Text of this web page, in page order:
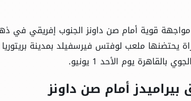
قوية أمام صن داونز الجنوب إفريقي في
يوم الأحد 1 يونيو.
أمام صن داونز